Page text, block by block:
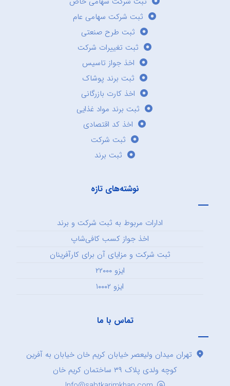
ثبت شرکت سهامی عام
ثبت طرح صنعتی
ثبت تغییرات شرکت
اخذ جواز تاسیس
ثبت برند پوشاک
اخذ کارت بازرگانی
ثبت برند مواد غذایی
اخذ کد اقتصادی
ثبت شرکت
ثبت برند
نوشته‌های تازه
ادارات مربوط به ثبت شرکت و برند
اخذ جواز کسب کافی‌شاپ
ثبت شرکت و مزایای آن برای کارآفرینان
ایزو ۲۲۰۰۰
ایزو ۱۰۰۰۲
تماس با ما
تهران میدان ولیعصر خیابان کریم خان خیابان به آفرین
کوچه ولدی پلاک ۳۹ ساختمان کریم خان